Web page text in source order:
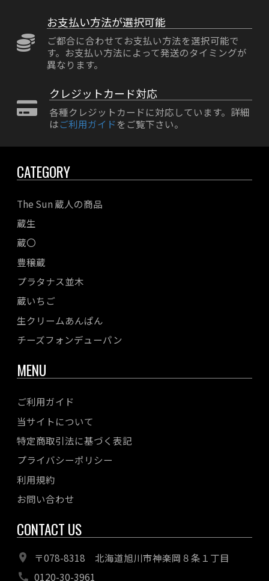
お支払い方法が選択可能
ご都合に合わせてお支払い方法を選択可能で
す。お支払い方法によって発送のタイミングが
異なります。
クレジットカード対応
各種クレジットカードに対応しています。詳細
はご利用ガイド をご覧下さい。
CATEGORY
The Sun 蔵人の商品
蔵生
蔵〇
豊穣蔵
プラタナス並木
蔵いちご
生クリームあんぱん
チーズフォンデューパン
MENU
ご利用ガイド
当サイトについて
特定商取引法に基づく表記
プライバシーポリシー
利用規約
お問い合わせ
CONTACT US
〒078-8318 北海道旭川市神楽岡８条１丁目
0120-30-3961